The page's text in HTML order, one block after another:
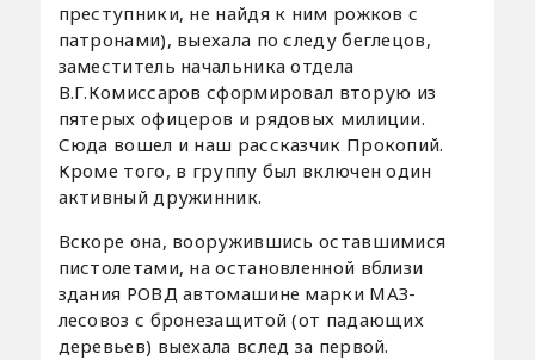
преступники, не найдя к ним рожков с
патронами), выехала по следу беглецов,
заместитель начальника отдела
В.Г.Комиссаров сформировал вторую из
пятерых офицеров и рядовых милиции.
Сюда вошел и наш рассказчик Прокопий.
Кроме того, в группу был включен один
активный дружинник.
Вскоре она, вооружившись оставшимися
пистолетами, на остановленной вблизи
здания РОВД автомашине марки МАЗ-
лесовоз с бронезащитой (от падающих
деревьев) выехала вслед за первой.